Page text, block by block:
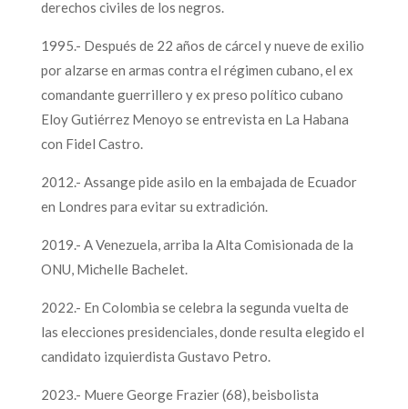
derechos civiles de los negros.
1995.- Después de 22 años de cárcel y nueve de exilio
por alzarse en armas contra el régimen cubano, el ex
comandante guerrillero y ex preso político cubano
Eloy Gutiérrez Menoyo se entrevista en La Habana
con Fidel Castro.
2012.- Assange pide asilo en la embajada de Ecuador
en Londres para evitar su extradición.
2019.- A Venezuela, arriba la Alta Comisionada de la
ONU, Michelle Bachelet.
2022.- En Colombia se celebra la segunda vuelta de
las elecciones presidenciales, donde resulta elegido el
candidato izquierdista Gustavo Petro.
2023.- Muere George Frazier (68), beisbolista